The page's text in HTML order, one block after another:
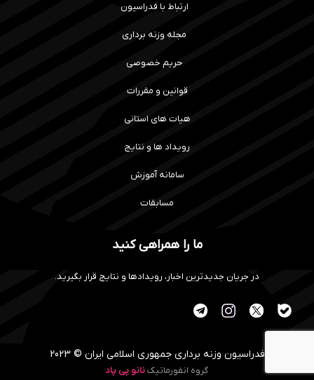
ارتباط با فدراسیون
مجله وزنه برداری
حریم خصوصی
قوانین و مقررات
هیات های استانی
رویداد ها و نتایج
سامانه آموزش
مسابقات
ما را همراهی کنید
در جریان جدیدترین اخبار، رویدادها و نتایج قرار بگیرید.
فدراسیون وزنه برداری جمهوری اسلامی ایران © 2023
گروه انفورماتیکنانو پی پاد